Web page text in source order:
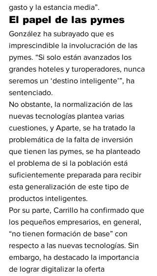
gasto y la estancia media”.
El papel de las pymes
González ha subrayado que es
imprescindible la involucración de las
pymes. “Si solo están avanzados los
grandes hoteles y turoperadores, nunca
seremos un ‘destino inteligente’”, ha
sentenciado.
No obstante, la normalización de las
nuevas tecnologías plantea varias
cuestiones, y Aparte, se ha tratado la
problemática de la falta de inversión
que tienen las pymes, se ha planteado
el problema de si la población está
suficientemente preparada para recibir
esta generalización de este tipo de
productos inteligentes.
Por su parte, Carrillo ha confirmado que
los pequeños empresarios, en general,
“no tienen formación de base” con
respecto a las nuevas tecnologías. Sin
embargo, ha destacado la importancia
de lograr digitalizar la oferta